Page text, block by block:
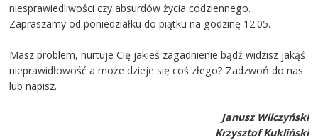
niesprawiedliwości czy absurdów życia codziennego.
Zapraszamy od poniedziałku do piątku na godzinę 12.05.
Masz problem, nurtuje Cię jakieś zagadnienie bądź widzisz jakąś
nieprawidłowość a może dzieje się coś złego? Zadzwoń do nas
lub napisz.
Janusz Wilczyński
Krzysztof Kukliński